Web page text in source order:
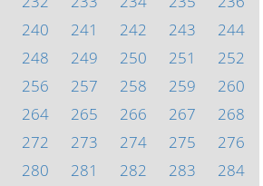
240 241 242 243
244
248 249 250 251
252
256 257 258 259
260
264 265 266 267
268
272 273 274 275
276
280 281 282 283
284